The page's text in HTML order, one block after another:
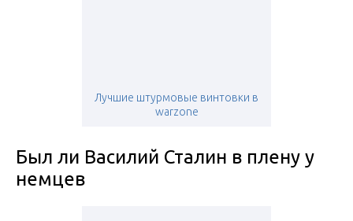
Лучшие штурмовые винтовки в
warzone
Был ли Василий Сталин в плену у
немцев